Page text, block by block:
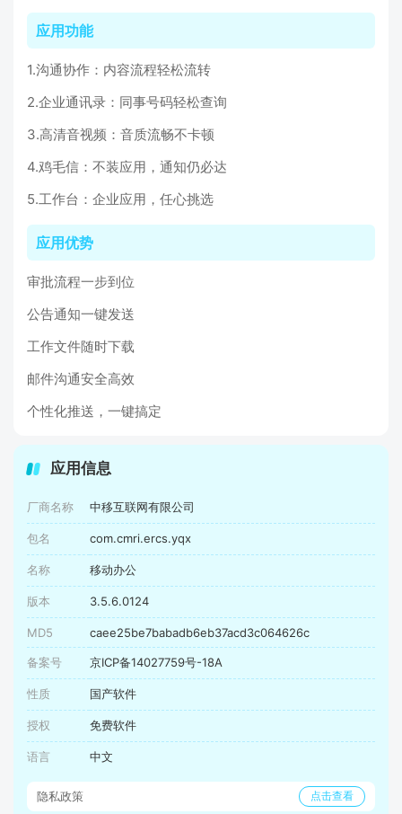
应用功能
1.沟通协作：内容流程轻松流转
2.企业通讯录：同事号码轻松查询
3.高清音视频：音质流畅不卡顿
4.鸡毛信：不装应用，通知仍必达
5.工作台：企业应用，任心挑选
应用优势
审批流程一步到位
公告通知一键发送
工作文件随时下载
邮件沟通安全高效
个性化推送，一键搞定
应用信息
厂商名称 中移互联网有限公司
包名 com.cmri.ercs.yqx
名称 移动办公
版本 3.5.6.0124
MD5 caee25be7babadb6eb37acd3c064626c
备案号 京ICP备14027759号-18A
性质 国产软件
授权 免费软件
语言 中文
隐私政策 点击查看